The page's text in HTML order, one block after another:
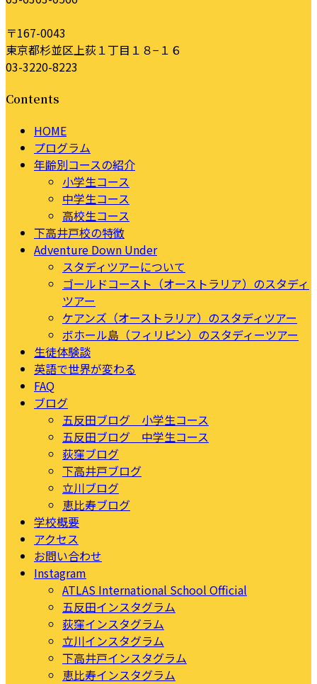
〒167-0043
東京都杉並区上荻１丁目１８−１６
03-3220-8223
Contents
HOME
プログラム
年齢別コースの紹介
小学生コース
中学生コース
高校生コース
下高井戸校の特徴
Adventure Down Under
スタディツアーについて
ゴールドコースト（オーストラリア）のスタディ
ツアー
ケアンズ（オーストラリア）のスタディツアー
ボホール島（フィリピン）のスタディーツアー
生徒体験談
英語で世界が変わる
FAQ
ブログ
五反田ブログ 小学生コース
五反田ブログ 中学生コース
荻窪ブログ
下高井戸ブログ
立川ブログ
恵比寿ブログ
学校概要
アクセス
お問い合わせ
Instagram
ATLAS International School Official
五反田インスタグラム
荻窪インスタグラム
立川インスタグラム
下高井戸インスタグラム
恵比寿インスタグラム